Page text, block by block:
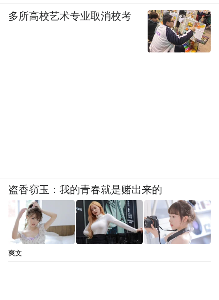
多所高校艺术专业取消校考
盗香窃玉：我的青春就是赌出来的
爽文